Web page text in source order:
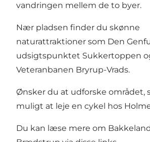
vandringen mellem de to byer.
Nær pladsen finder du skønne
naturattraktioner som Den
udsigtspunktet Sukkertoppen
Veteranbanen Bryrup-Vrads.
Ønsker du at udforske området,
muligt at leje en cykel hos
Du kan læse mere om